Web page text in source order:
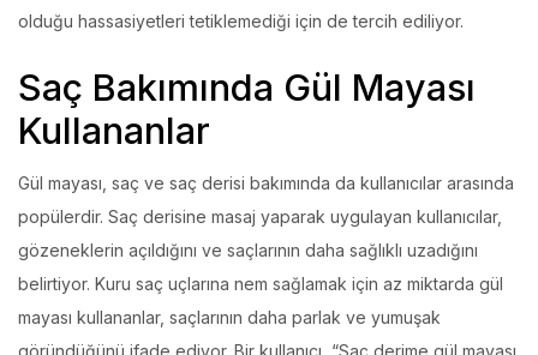
olduğu hassasiyetleri tetiklemediği için de tercih ediliyor.
Saç Bakımında Gül Mayası
Kullananlar
Gül mayası, saç ve saç derisi bakımında da kullanıcılar arasında
popülerdir. Saç derisine masaj yaparak uygulayan kullanıcılar,
gözeneklerin açıldığını ve saçlarının daha sağlıklı uzadığını
belirtiyor. Kuru saç uçlarına nem sağlamak için az miktarda gül
mayası kullananlar, saçlarının daha parlak ve yumuşak
göründüğünü ifade ediyor. Bir kullanıcı, “Saç derime gül mayası